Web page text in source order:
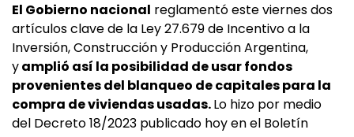
El Gobierno nacional reglamentó este viernes dos
artículos clave de la Ley 27.679 de Incentivo a la
Inversión, Construcción y Producción Argentina,
yamplió así la posibilidad de usar fondos
provenientes del blanqueo de capitales para la
compra de viviendas usadas.Lo hizo por medio
del Decreto 18/2023 publicado hoy en el Boletín